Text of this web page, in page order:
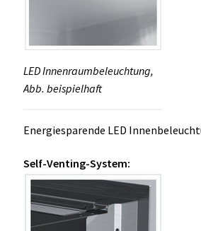
LED Innenraumbeleuchtung,
Abb. beispielhaft
Energiesparende LED
Self-Venting-System: